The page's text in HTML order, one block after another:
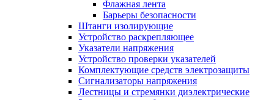
Флажная лента
Барьеры безопасности
Штанги изолирующие
Устройство раскрепляющее
Указатели напряжения
Устройство проверки указателей
Комплектующие средств электрозащиты
Сигнализаторы напряжения
Лестницы и стремянки диэлектрические